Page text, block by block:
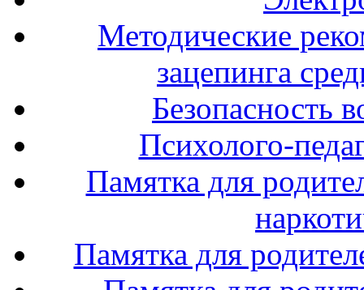
Методические
зацепинга
Безопасность
Психолого-
Памятка для
Памятка для